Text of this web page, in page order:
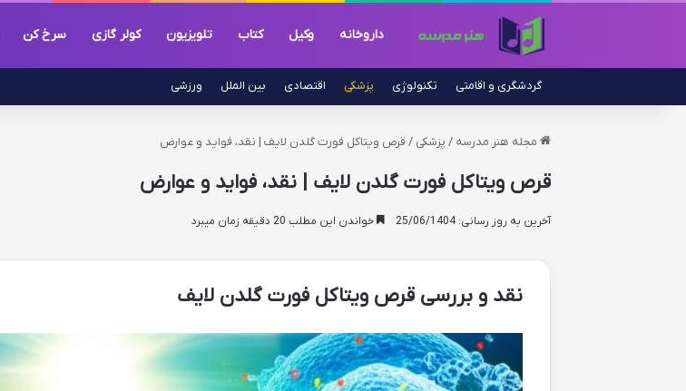
داروخانه وکیل کتاب تلویزیون کولر گازی سرخ کن
گردشگری و اقامتی تکنولوژی پزشکی اقتصادی بین الملل ورزشی
مجله هنر مدرسه / پزشکی / قرص ویتاکل فورت گلدن لایف | نقد، فواید و عوارض
قرص ویتاکل فورت گلدن لایف | نقد، فواید و عوارض
آخرین به روز رسانی: 25/06/1404 خواندن این مطلب 20 دقیقه زمان میبرد
نقد و بررسی قرص ویتاکل فورت گلدن لایف